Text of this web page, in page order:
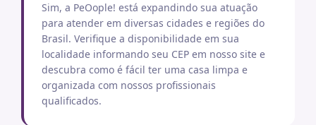
Sim, a PeOople! está expandindo sua atuação
para atender em diversas cidades e regiões do
Brasil. Verifique a disponibilidade em sua
localidade informando seu CEP em nosso site e
descubra como é fácil ter uma casa limpa e
organizada com nossos profissionais
qualificados.